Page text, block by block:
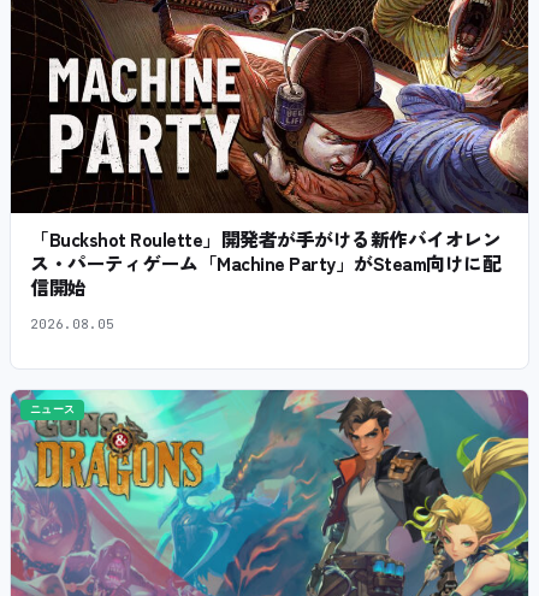
「Buckshot Roulette」開発者が手がける新作バイオレン
ス・パーティゲーム「Machine Party」がSteam向けに配
信開始
2026.08.05
ニュース